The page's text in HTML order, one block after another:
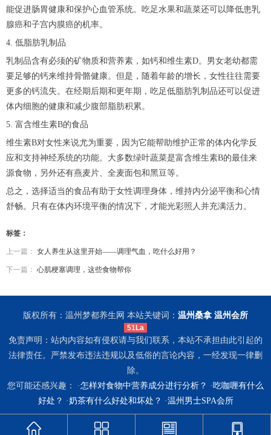
能促进肠胃健康和保护心血管系统。吃足水果和蔬菜还可以降低患乳
腺癌和子宫内膜癌的机率。
4. 低脂肪乳制品
乳制品含有必须的矿物质和营养素，如钙和维生素D。男女老幼都需
要足够的钙来维持骨骼健康。但是，随着年龄的增长，女性往往需要
更多的钙流失。在经期后期和更年期，吃足低脂肪乳制品还可以促进
体内细胞的健康和减少腹部脂肪积累。
5. 富含维生素B的食品
维生素B对女性来说尤为重要，因为它能帮助维护正常的体内化学反
应和支持神经系统的功能。大多数绿叶蔬菜是富含维生素B的最佳来
源食物，另外还有燕麦片、全麦面包和黑豆等。
总之，选择适当的食品有助于女性调理身体，维持内分泌平衡和心情
舒畅。只有在体内环境平衡的情况下，才能光彩照人并充满活力。
标签：
上一篇： 女人养生从这里开始——调理气血，吃什么好用？
下一篇： 心肌梗塞调理，这些食物帮你
版权所有：温州梦都养生网 本站关键词： 温州桑拿 温州会所
51La
免责声明：站内内容如有侵权请与我们联系，本站不承担由此引起的
法律责任。严禁发布违法违规以及低俗的言论内容，一经发现一律删
除。
您可能还感兴趣： ·怎样对食物中营养成分进行分析？ ·吃咖喱有什么
好处？ ·奶茶有什么好处和坏处？ ·温州男士SPA会所